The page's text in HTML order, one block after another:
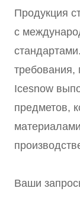
Продукция
с
требования,
Icesnow
предметов,
Ваши